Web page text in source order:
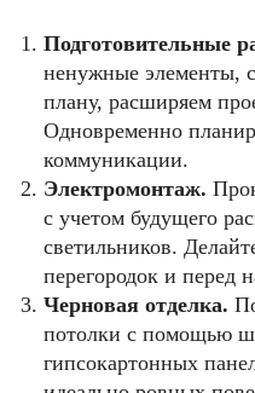
Подготовительные
ненужные элементы,
плану, расширяем
Одновременно
коммуникации.
Электромонтаж.
с учетом будущего
светильников.
перегородок и перед
Черновая отделка.
потолки с помощью
гипсокартонных